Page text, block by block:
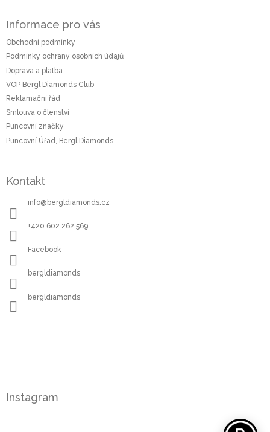
Informace pro vás
Obchodní podmínky
Podmínky ochrany osobních údajů
Doprava a platba
VOP Bergl Diamonds Club
Reklamační řád
Smlouva o členství
Puncovní značky
Puncovní Úřad, Bergl Diamonds
Kontakt
info@ bergldiamonds.cz
+420 602 262 569
Facebook
bergldiamonds
bergldiamonds
Instagram